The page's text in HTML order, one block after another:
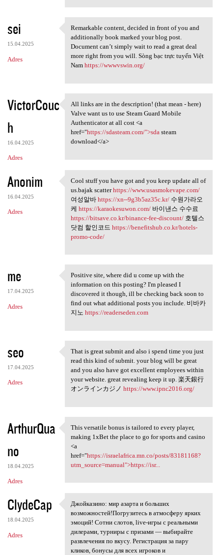
sei
15.04.2025
Adres
Remarkable content, decided
Remarkable content, decided in front of you and
additionally book marked your blog post.
Document can’t simply wait to read a great deal
more right from you will. Sòng bạc trực tuyến Việt
Nam https://wwwvswin.org/
VictorCouc
h
16.04.2025
Adres
All links are in the
All links are in the description! (that mean - here)
Valve want us to use Steam Guard Mobile
Authenticator at all cost <a
href="https://sdasteam.com/">sda steam
download</a>
Anonim
16.04.2025
Adres
Cool stuff you have got and
Cool stuff you have got and you keep update all of
us.bajak scatterhttps://www.usasmokevape.com/
여성알바 https://xn--9g3b5az35c.kr/수원가라오
케 https://karaokesuwon.com/바이낸스 수수료
https://bitsave.co.kr/binance-fee-discount/호텔스
닷컴 할인코드 https://benefitshub.co.kr/hotels-
promo-code/
me
17.04.2025
Adres
Positive site, where did u
Positive site, where did u come up with the
information on this posting? I'm pleased I
discovered it though, ill be checking back soon to
find out what additional posts you include. 비바카
지노 https://readerseden.com
seo
17.04.2025
Adres
That is great submit and also
That is great submit and also i spend time you just
read this kind of submit. your blog will be great
and you also have got excellent employees within
your website. great revealing keep it up. 楽天銀行
オンラインカジノ https://www.ipnc2016.org/
ArthurQua
no
18.04.2025
Adres
This versatile bonus is
This versatile bonus is tailored to every player,
making 1xBet the place to go for sports and casino
<a
href="https://israelafrica.mn.co/posts/83181168?
utm_source=manual">https://isr...
ClydeCap
18.04.2025
Adres
Джойказино: мир азарта и
Джойказино: мир азарта и больших
возможностей!Погрузитесь в атмосферу ярких
эмоций! Сотни слотов, live-игры с реальными
дилерами, турниры с призами — выбирайте
развлечения по вкусу. Регистрация за пару
кликов, бонусы для всех игроков и